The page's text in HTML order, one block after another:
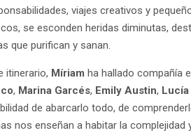
viajes creativos y
se esconden heridas diminutas,
que purifican y sanan.
itinerario, Míriamha hallado compañía
, Marina Garcés, Emily Austin,
de abarcarlo todo, de
nos enseñan a habitar la complejidad